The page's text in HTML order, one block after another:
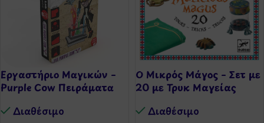
Εργαστήριο Μαγικών –
Purple Cow Πειράματα
Διαθέσιμo
Ο Μικρός Μάγος – Σετ με
20 με Τρυκ Μαγείας
Διαθέσιμo